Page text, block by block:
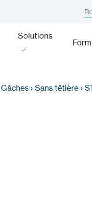
Solutions
Gâches › Sans têtière ›